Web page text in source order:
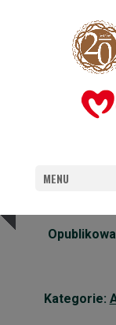
MENU
PAPIEŻ
Kategorie: